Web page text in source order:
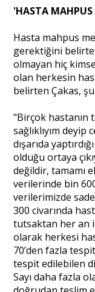
'HASTA
Hasta mahpus
gerektiğini
olmayan hiç
olan herkesin
belirten Çakas,
"Birçok hastanın
sağlıklıyım
dışarıda
olduğu ortaya
değildir, tamamı
verilerinde bin
verilerimizde
300 civarında
tutsaktan her an
olarak herkesi
70’den fazla
tespit edilebilen
Sayı daha fazla